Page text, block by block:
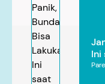
Ini